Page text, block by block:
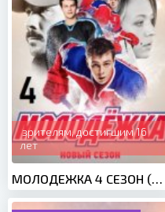
зрителям, достигшим 16
лет